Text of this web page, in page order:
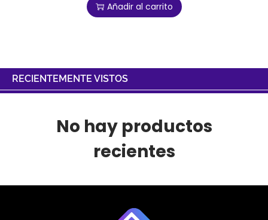
Añadir al carrito
RECIENTEMENTE VISTOS
No hay productos
recientes